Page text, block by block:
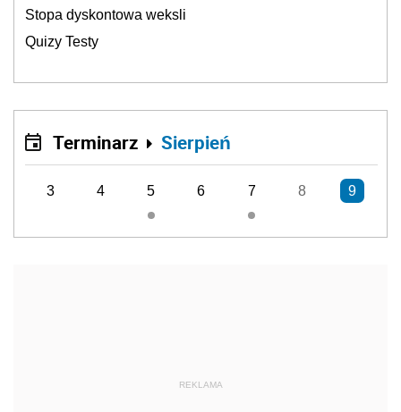
Stopa dyskontowa weksli
Quizy Testy
Terminarz Sierpień
3 4 5 6 7 8 9
REKLAMA